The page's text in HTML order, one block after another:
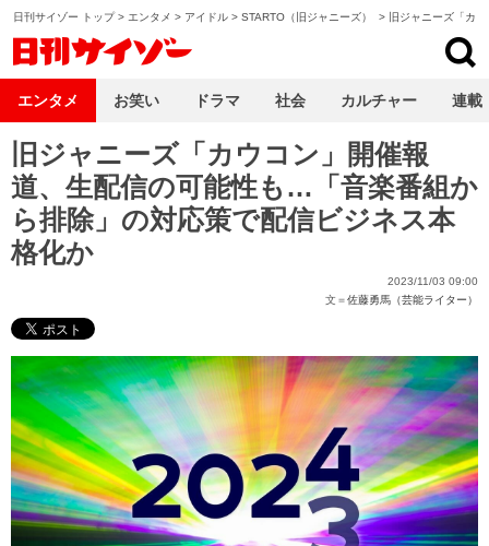
日刊サイゾー トップ> エンタメ > アイドル > STARTO（旧ジャニーズ） > 旧ジャニーズ「カ
旧ジャニーズ「カウコン」開催報
道、生配信の可能性も…「音楽番組か
ら排除」の対応策で配信ビジネス本
格化か
2023/11/03 09:00
文＝佐藤勇馬（芸能ライター）
エンタメ お笑い ドラマ 社会 カルチャー 連載